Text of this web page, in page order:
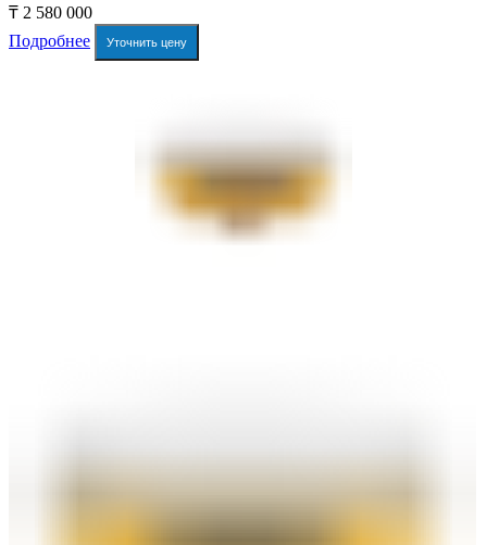
₸ 2 580 000
Подробнее
Уточнить цену